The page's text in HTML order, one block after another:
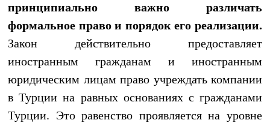
принципиально важно различать
формальное право и порядок его реализации.
Закон действительно предоставляет
иностранным гражданам и иностранным
юридическим лицам право учреждать компании
в Турции на равных основаниях с гражданами
Турции. Это равенство проявляется на уровне